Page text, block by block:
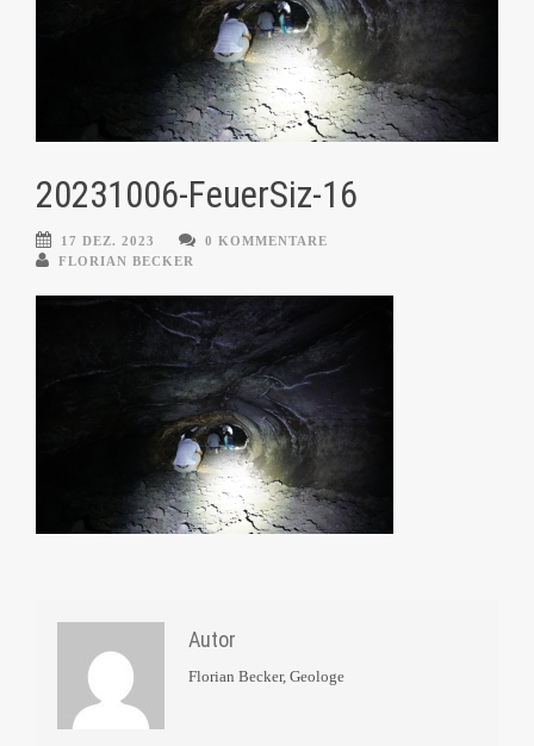
20231006-FeuerSiz-16
17 DEZ. 2023
0 KOMMENTARE
FLORIAN BECKER
Autor
Florian Becker, Geologe